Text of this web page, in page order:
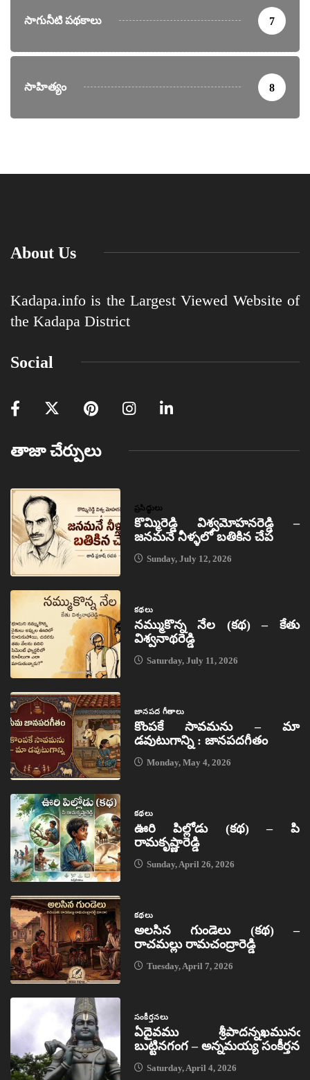
సాగునీటి పథకాలు 7
సాహిత్యం 8
About Us
Kadapa.info is the Largest Viewed Website of
the Kadapa District
Social
తాజా చేర్పులు
ప్రసిద్ధులు
కొమ్మిరెడ్డి విశ్వమోహనరెడ్డి –
జనమనే నీళ్ళలో బతికిన చేప
Sunday, July 12, 2026
కథలు
నమ్ముకొన్న నేల (కథ) – కేతు
విశ్వనాథరెడ్డి
Saturday, July 11, 2026
జానపద గీతాలు
కొంపకే సావమను – మా
డవుటుగాన్ని : జానపదగీతం
Monday, May 4, 2026
కథలు
ఊరి పిల్లోడు (కథ) – పి
రామకృష్ణారెడ్డి
Sunday, April 26, 2026
కథలు
అలసిన గుండెలు (కథ) –
రాచమల్లు రామచంద్రారెడ్డి
Tuesday, April 7, 2026
సంకీర్తనలు
ఏదైవము శ్రీపాదన్నఖమునఁ
బుట్టినగంగ – అన్నమయ్య సంకీర్తన
Saturday, April 4, 2026